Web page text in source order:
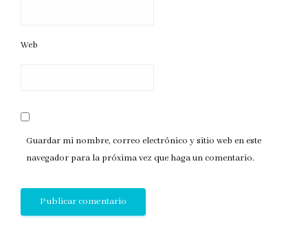
Web
Guardar mi nombre, correo electrónico y sitio web en este
navegador para la próxima vez que haga un comentario.